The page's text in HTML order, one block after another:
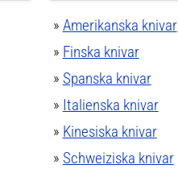
» Amerikanska knivar
» Finska knivar
» Spanska knivar
» Italienska knivar
» Kinesiska knivar
» Schweiziska knivar